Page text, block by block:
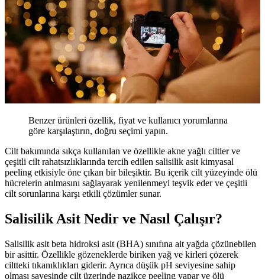
Benzer ürünleri özellik, fiyat ve kullanıcı yorumlarına
göre karşılaştırın, doğru seçimi yapın.
Cilt bakımında sıkça kullanılan ve özellikle akne yağlı ciltler ve
çeşitli cilt rahatsızlıklarında tercih edilen salisilik asit kimyasal
peeling etkisiyle öne çıkan bir bileşiktir. Bu içerik cilt yüzeyinde ölü
hücrelerin atılmasını sağlayarak yenilenmeyi teşvik eder ve çeşitli
cilt sorunlarına karşı etkili çözümler sunar.
Salisilik Asit Nedir ve Nasıl Çalışır?
Salisilik asit beta hidroksi asit (BHA) sınıfına ait yağda çözünebilen
bir asittir. Özellikle gözeneklerde biriken yağ ve kirleri çözerek
ciltteki tıkanıklıkları giderir. Ayrıca düşük pH seviyesine sahip
olması sayesinde cilt üzerinde nazikçe peeling yapar ve ölü